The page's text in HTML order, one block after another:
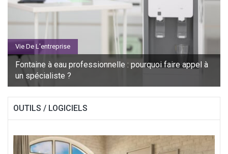
Vie De L'entreprise
Fontaine à eau professionnelle : pourquoi faire appel à
un spécialiste ?
OUTILS / LOGICIELS